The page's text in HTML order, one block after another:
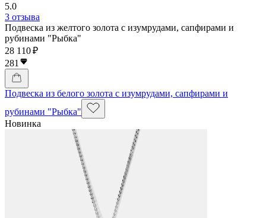
5.0
3 отзыва
Подвеска из желтого золота с изумрудами, сапфирами и
рубинами "Рыбка"
28 110 ₽
281
Подвеска из белого золота с изумрудами, сапфирами и
рубинами "Рыбка"
Новинка